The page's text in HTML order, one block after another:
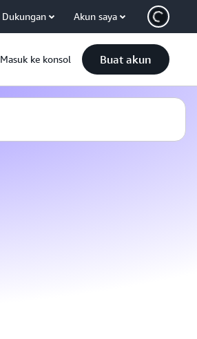
Dukungan Akun saya
Masuk ke konsol Buat akun